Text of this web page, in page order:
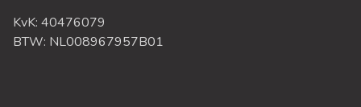
KvK: 40476079
BTW: NL008967957B01